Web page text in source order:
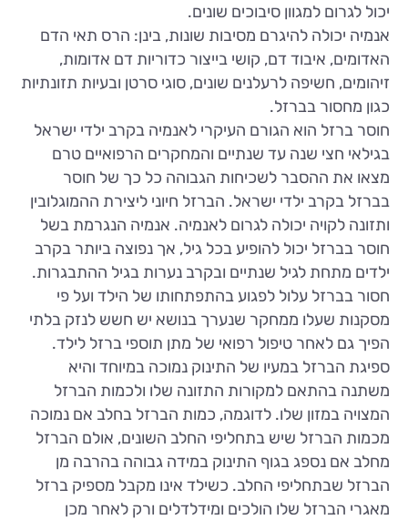
יכול לגרום למגוון סיבוכים שונים.
אנמיה יכולה להיגרם מסיבות שונות, בינן: הרס תאי הדם
האדומים, איבוד דם, קושי בייצור כדוריות דם אדומות,
זיהומים, חשיפה לרעלנים שונים, סוגי סרטן ובעיות תזונתיות
כגון מחסור בברזל.
חוסר ברזל הוא הגורם העיקרי לאנמיה בקרב ילדי ישראל
בגילאי חצי שנה עד שנתיים והמחקרים הרפואיים טרם
מצאו את ההסבר לשכיחות הגבוהה כל כך של חוסר
בברזל בקרב ילדי ישראל. הברזל חיוני ליצירת ההמוגלובין
ותזונה לקויה יכולה לגרום לאנמיה. אנמיה הנגרמת בשל
חוסר בברזל יכול להופיע בכל גיל, אך נפוצה ביותר בקרב
ילדים מתחת לגיל שנתיים ובקרב נערות בגיל ההתבגרות.
חסור בברזל עלול לפגוע בהתפתחותו של הילד ועל פי
מסקנות שעלו ממחקר שנערך בנושא יש חשש לנזק בלתי
הפיך גם לאחר טיפול רפואי של מתן תוספי ברזל לילד.
ספיגת הברזל במעיו של התינוק נמוכה במיוחד והיא
משתנה בהתאם למקורות התזונה שלו ולכמות הברזל
המצויה במזון שלו. לדוגמה, כמות הברזל בחלב אם נמוכה
מכמות הברזל שיש בתחליפי החלב השונים, אולם הברזל
מחלב אם נספג בגוף התינוק במידה גבוהה בהרבה מן
הברזל שבתחליפי החלב. כשילד אינו מקבל מספיק ברזל
מאגרי הברזל שלו הולכים ומידלדלים ורק לאחר מכן